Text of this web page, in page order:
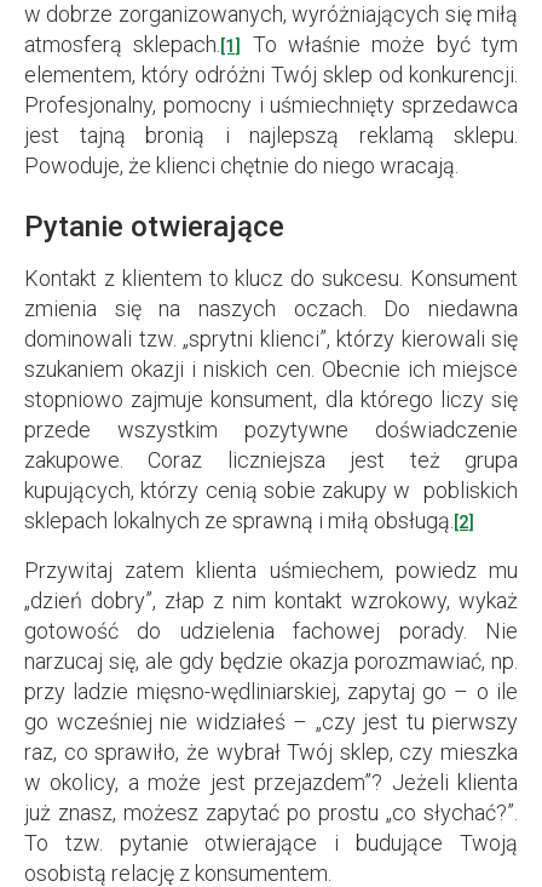
w dobrze zorganizowanych, wyróżniających się miłą
atmosferą sklepach. [1]
To właśnie może być tym
elementem, który odróżni Twój sklep od konkurencji.
Profesjonalny, pomocny i uśmiechnięty sprzedawca
jest tajną bronią i najlepszą reklamą sklepu.
Powoduje, że klienci chętnie do niego wracają.
Pytanie otwierające
Kontakt z klientem to klucz do sukcesu. Konsument
zmienia się na naszych oczach. Do niedawna
dominowali tzw. „sprytni klienci”, którzy kierowali się
szukaniem okazji i niskich cen. Obecnie ich miejsce
stopniowo zajmuje konsument, dla którego liczy się
przede wszystkim pozytywne doświadczenie
zakupowe. Coraz liczniejsza jest też grupa
kupujących, którzy cenią sobie zakupy w pobliskich
sklepach lokalnych ze sprawną i miłą obsługą. [2]
Przywitaj zatem klienta uśmiechem, powiedz mu
„dzień dobry”, złap z nim kontakt wzrokowy, wykaż
gotowość do udzielenia fachowej porady. Nie
narzucaj się, ale gdy będzie okazja porozmawiać, np.
przy ladzie mięsno-wędliniarskiej, zapytaj go – o ile
go wcześniej nie widziałeś – „czy jest tu pierwszy
raz, co sprawiło, że wybrał Twój sklep, czy mieszka
w okolicy, a może jest przejazdem”? Jeżeli klienta
już znasz, możesz zapytać po prostu „co słychać?”.
To tzw. pytanie otwierające i budujące Twoją
osobistą relację z konsumentem.